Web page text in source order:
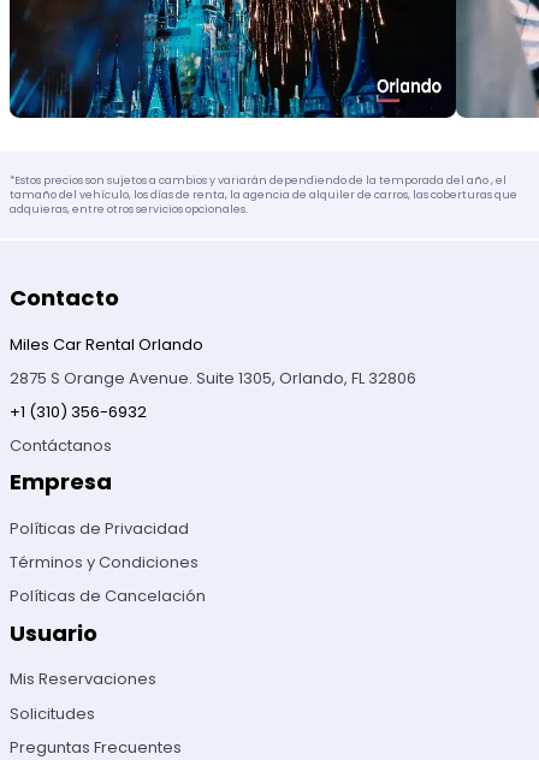
*Estos precios son sujetos a cambios y variarán dependiendo de la temporada del año , el
tamaño del vehículo, los días de renta, la agencia de alquiler de carros, las coberturas que
adquieras, entre otros servicios opcionales.
Contacto
Miles Car Rental Orlando
2875 S Orange Avenue. Suite 1305, Orlando, FL 32806
+1 (310) 356-6932
Contáctanos
Empresa
Políticas de Privacidad
Términos y Condiciones
Políticas de Cancelación
Usuario
Mis Reservaciones
Solicitudes
Preguntas Frecuentes